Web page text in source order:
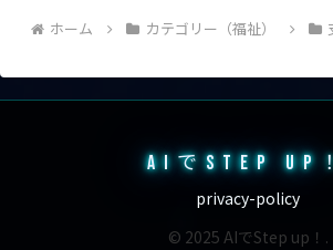
ホーム カテゴリー（福祉）
AIでSTEP UP
privacy-policy
© 2025 AIでStep up！.